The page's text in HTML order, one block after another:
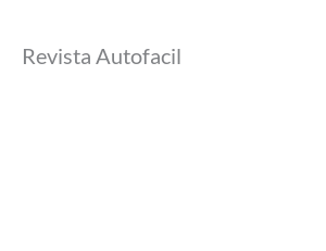
Revista Autofacil